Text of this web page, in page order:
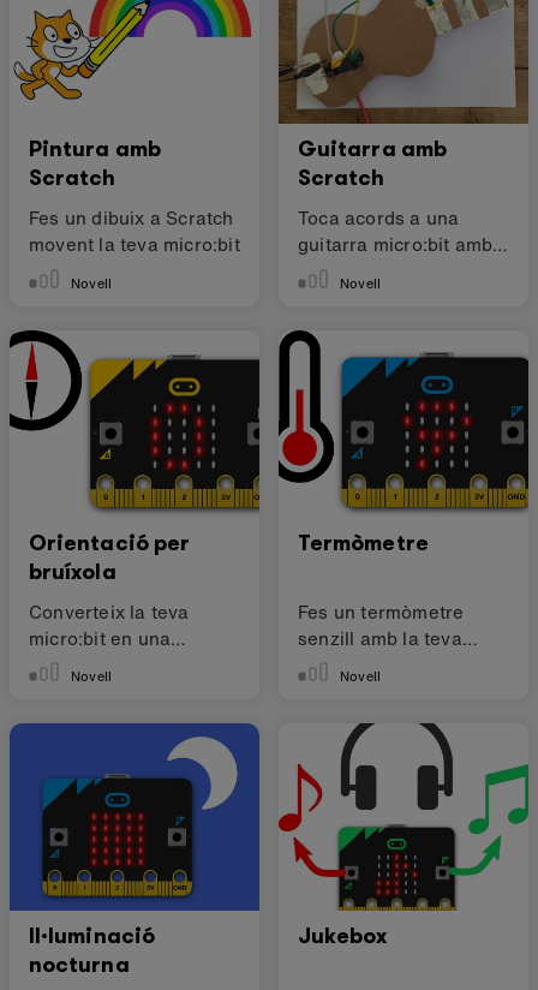
Pintura amb
Scratch
Fes un dibuix a Scratch
movent la teva micro:bit
Novell
Guitarra amb
Scratch
Toca acords a una
guitarra micro:bit amb
ScratchNovell
Orientació per
bruíxola
Converteix la teva
micro:bit en una
brúixola simple
Novell
Termòmetre
Fes un termòmetre
senzill amb la teva
micro:bitNovell
Il·luminació
nocturna
Jukebox